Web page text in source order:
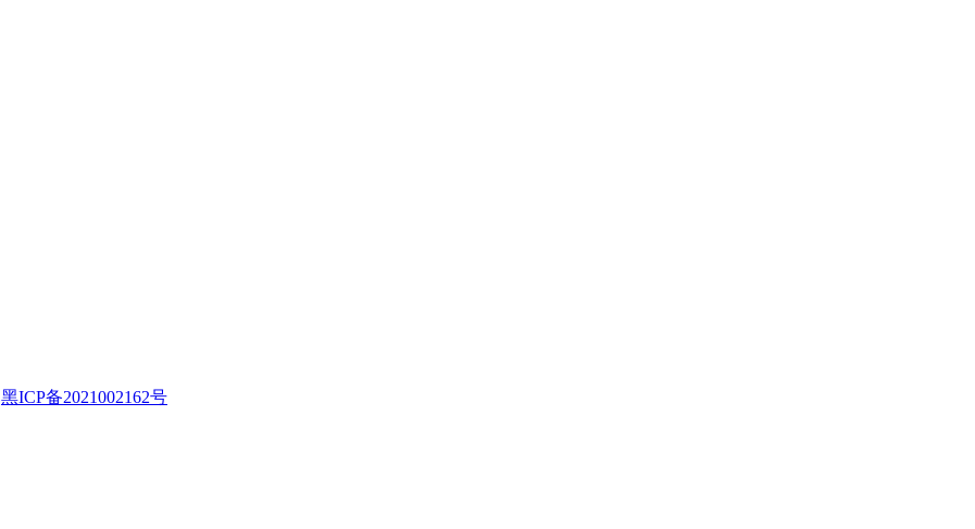
黑ICP备2021002162号